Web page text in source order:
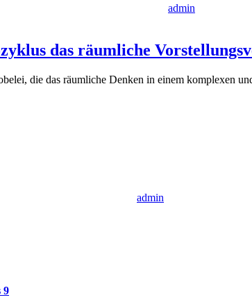
admin
das räumliche
die das räumliche Denken in einem komplexen
admin
9